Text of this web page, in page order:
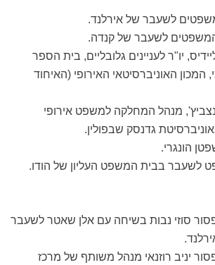
לשעבר של אירלנד.
המשפטים לשעבר של קנדה.
יו"ר לעניינים גלובליים, בית הספר
האוניברסיטאי האירופי (האיחוד
מנהל המחלקה למשפט אירופי
גדנסק שבפולין.
הונגרי.
לשעבר בבית המשפט העליון של הודו.
סוזי נבות בשיחה עם אלן שאטר לשעבר
יניב רוזנאי מנהל משותף של מרכז